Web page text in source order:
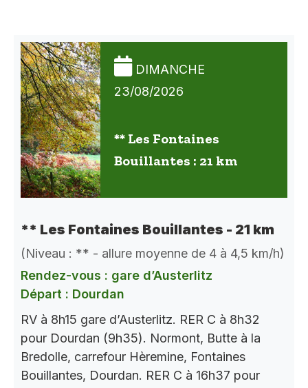
DIMANCHE
23/08/2026
** Les Fontaines
Bouillantes : 21 km
** Les Fontaines Bouillantes - 21 km
(Niveau : ** - allure moyenne de 4 à 4,5 km/h)
Rendez-vous : gare d’Austerlitz
Départ : Dourdan
RV à 8h15 gare d’Austerlitz. RER C à 8h32
pour Dourdan (9h35). Normont, Butte à la
Bredolle, carrefour Hèremine, Fontaines
Bouillantes, Dourdan. RER C à 16h37 pour